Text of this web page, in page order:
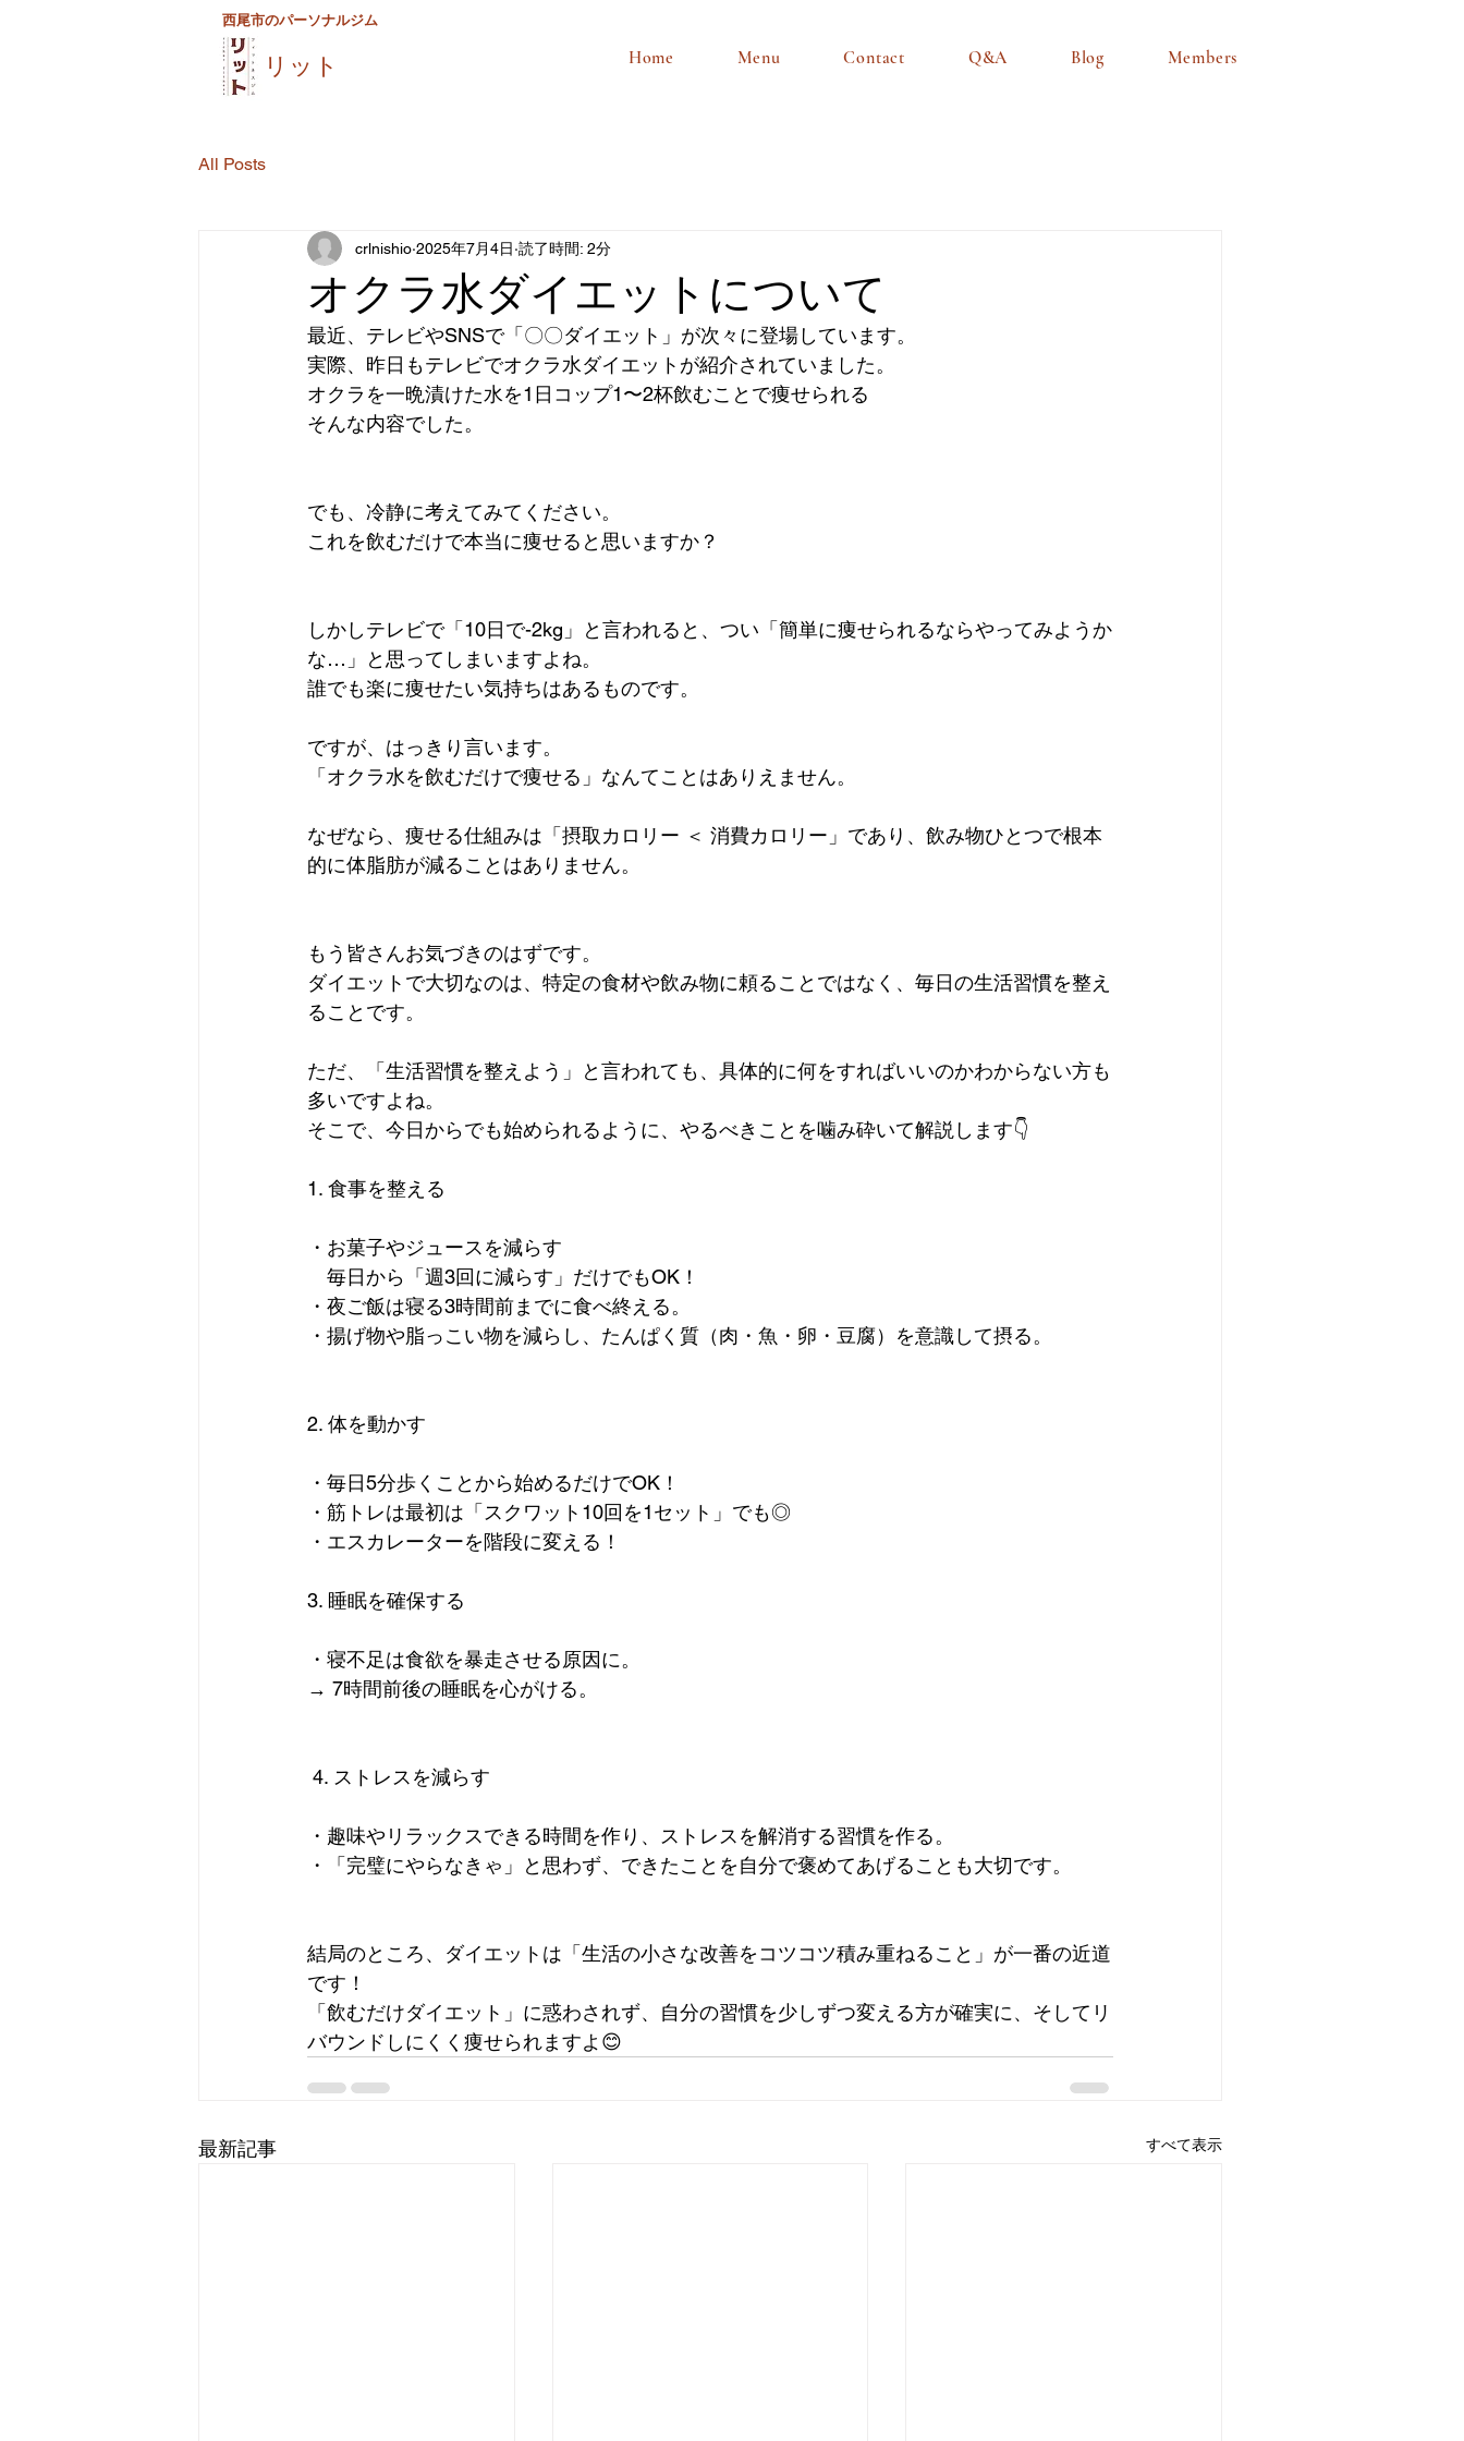
西尾市のパーソナルジム
リット Home Menu Contact Q&A Blog Members
All Posts
オクラ水ダイエットについて
crlnishio 2025年7月4日 読了時間: 2分
最近、テレビやSNSで「〇〇ダイエット」が次々に登場しています。
実際、昨日もテレビでオクラ水ダイエットが紹介されていました。
オクラを一晩漬けた水を1日コップ1〜2杯飲むことで痩せられる
そんな内容でした。
でも、冷静に考えてみてください。
これを飲むだけで本当に痩せると思いますか？
しかしテレビで「10日で-2kg」と言われると、つい「簡単に痩せられるならやってみようか
な…」と思ってしまいますよね。
誰でも楽に痩せたい気持ちはあるものです。
ですが、はっきり言います。
「オクラ水を飲むだけで痩せる」なんてことはありえません。
なぜなら、痩せる仕組みは「摂取カロリー ＜ 消費カロリー」であり、飲み物ひとつで根本
的に体脂肪が減ることはありません。
もう皆さんお気づきのはずです。
ダイエットで大切なのは、特定の食材や飲み物に頼ることではなく、毎日の生活習慣を整え
ることです。
ただ、「生活習慣を整えよう」と言われても、具体的に何をすればいいのかわからない方も
多いですよね。
そこで、今日からでも始められるように、やるべきことを噛み砕いて解説します👇
1. 食事を整える
・お菓子やジュースを減らす
毎日から「週3回に減らす」だけでもOK！
・夜ご飯は寝る3時間前までに食べ終える。
・揚げ物や脂っこい物を減らし、たんぱく質（肉・魚・卵・豆腐）を意識して摂る。
2. 体を動かす
・毎日5分歩くことから始めるだけでOK！
・筋トレは最初は「スクワット10回を1セット」でも◎
・エスカレーターを階段に変える！
3. 睡眠を確保する
・寝不足は食欲を暴走させる原因に。
→ 7時間前後の睡眠を心がける。
4. ストレスを減らす
・趣味やリラックスできる時間を作り、ストレスを解消する習慣を作る。
・「完璧にやらなきゃ」と思わず、できたことを自分で褒めてあげることも大切です。
結局のところ、ダイエットは「生活の小さな改善をコツコツ積み重ねること」が一番の近道
です！
「飲むだけダイエット」に惑わされず、自分の習慣を少しずつ変える方が確実に、そしてリ
バウンドしにくく痩せられますよ😊
最新記事 すべて表示